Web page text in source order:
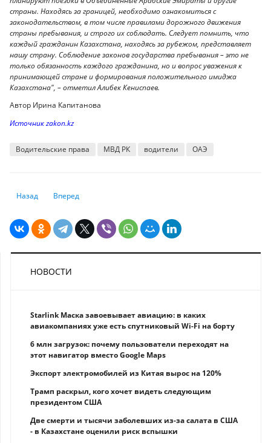
страны. Находясь за границей, необходимо ознакомиться с
законодательством, в том числе правилами дорожного движения
страны пребывания, и строго их соблюдать. Следует помнить, что
каждый гражданин Казахстана, находясь за рубежом, представляет
нашу страну. Соблюдение законов государства пребывания – это не
только обязанность каждого гражданина, но и вопрос уважения к
принимающей стране и формирования положительного имиджа
Казахстана", – отметил Алибек Кениспаев.
Автор Ирина Капитанова
Источник zakon.kz
Водительские права МВД РК водители ОАЭ
Предыдущий: Развод не прекращает родительство. Юрист о детях,
Назад Следующий: Минздрав обратился к родителям - где дети
Вперед
НОВОСТИ
Starlink Маска завоевывает авиацию: в каких
авиакомпаниях уже есть спутниковый Wi-Fi на борту
6 млн загрузок: почему пользователи переходят на
этот навигатор вместо Google Maps
Экспорт электромобилей из Китая вырос на 120%
Трамп раскрыл, кого хочет видеть следующим
президентом США
Две смерти и тысячи заболевших из-за салата в США
- в Казахстане оценили риск вспышки